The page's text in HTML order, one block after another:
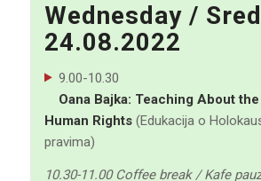
Wednesday /
24.08.2022
9.00-10.30
Oana Bajka: Teaching About
Human Rights (Edukacija o
pravima)
10.30-11.00 Coffee break / Kafe